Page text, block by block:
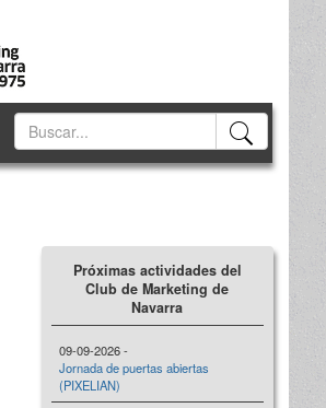
Próximas actividades del
Club de Marketing de
Navarra
09-09-2026 -
Jornada de puertas abiertas
(PIXELIAN)